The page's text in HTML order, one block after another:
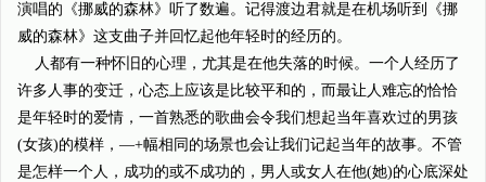
演唱的《挪威的森林》听了数遍。记得渡边君就是在机场听到《挪
威的森林》这支曲子并回忆起他年轻时的经历的。
人都有一种怀旧的心理，尤其是在他失落的时候。一个人经历了
许多人事的变迁，心态上应该是比较平和的，而最让人难忘的恰恰
是年轻时的爱情，一首熟悉的歌曲会令我们想起当年喜欢过的男孩
(女孩)的模样，—+幅相同的场景也会让我们记起当年的故事。不管
是怎样一个人，成功的或不成功的，男人或女人在他(她)的心底深处